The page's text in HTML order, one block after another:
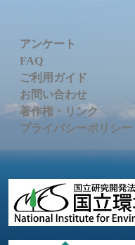
アンケート
FAQ
ご利用ガイド
お問い合わせ
著作権・リンク
プライバシーポリシー